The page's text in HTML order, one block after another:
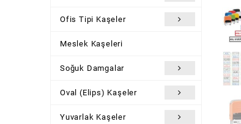
Ofis Tipi Kaşeler
Meslek Kaşeleri
Soğuk Damgalar
Oval (Elips) Kaşeler
Yuvarlak Kaşeler